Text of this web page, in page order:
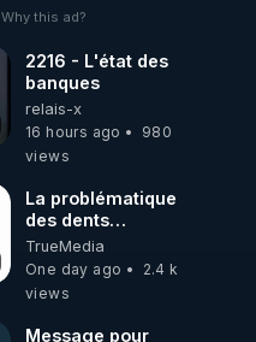
Why this ad?
2216 - L'état des
banques
relais-x
16 hours ago
980
views
La problématique
des dents
dévitalisées et
des implants
TrueMedia
One day ago
2.4 k
views
Message pour